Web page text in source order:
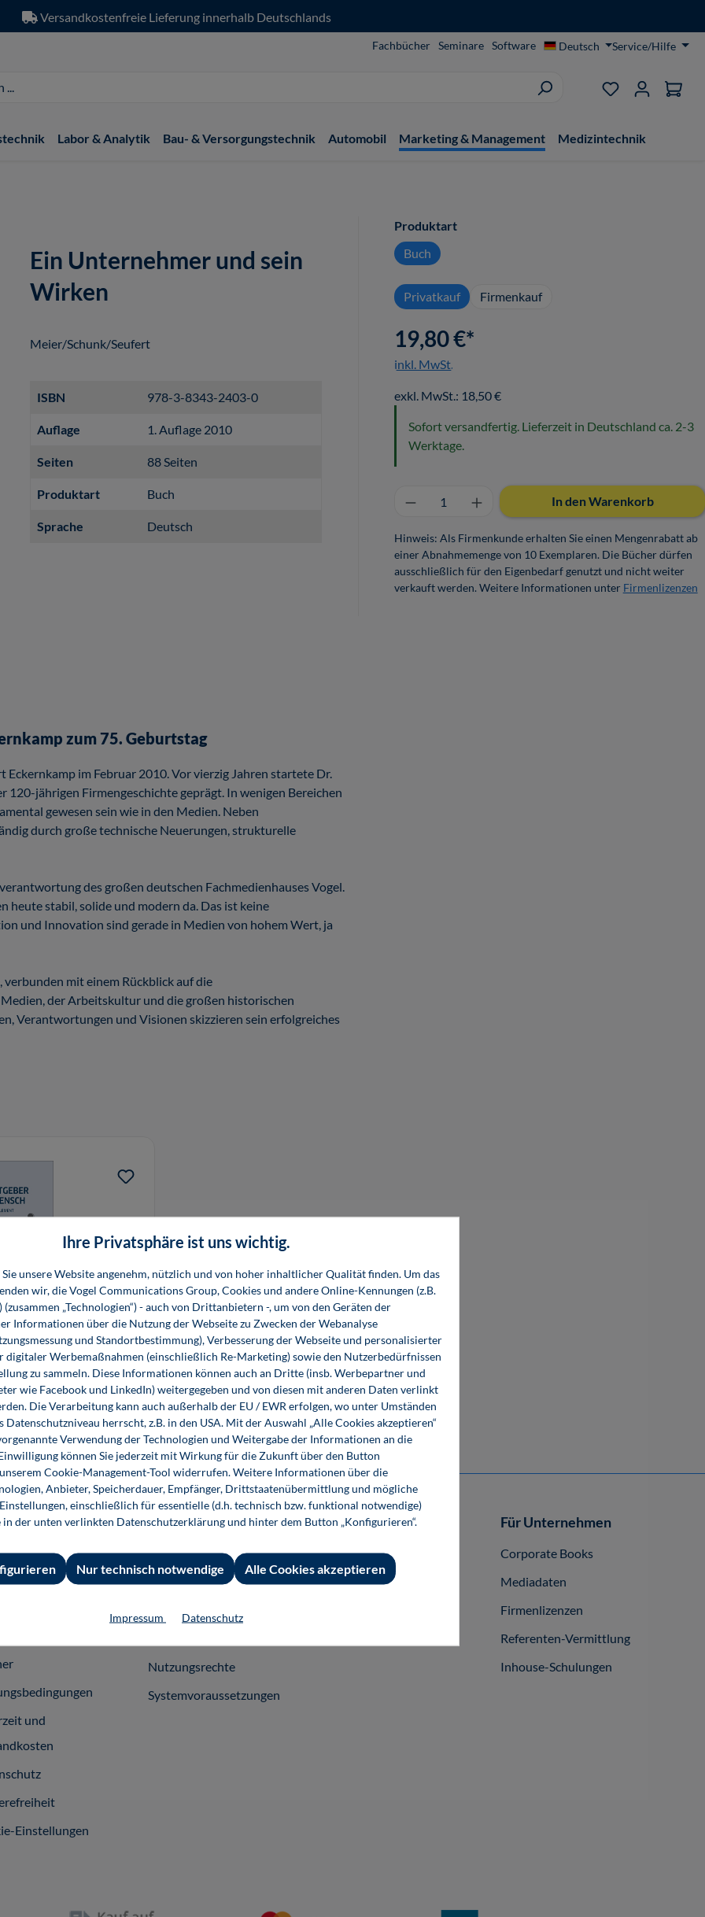
Versandkostenfreie Lieferung innerhalb Deutschlands
Fachbücher Seminare Software Deutsch Service/Hilfe
Du hast 0
Labor & Analytik Bau- & Versorgungstechnik Automobil Marketing & Management Medizintechnik
Ein Unternehmer und sein
Wirken
Meier/Schunk/Seufert
ISBN 978-3-8343-2403-0
Auflage 1. Auflage 2010
Seiten 88 Seiten
Produktart Buch
Sprache Deutsch
Produktartauswählen
Buch
Privatkauf Firmenkauf
19,80 €*
inkl. MwSt.
exkl. MwSt.: 18,50 €
Sofort versandfertig. Lieferzeit in Deutschland ca. 2-3
Werktage.
Produkt Anzahl: Gib denIn den Warenkorb
Hinweis: Als Firmenkunde erhalten Sie einen Mengenrabatt ab
einer Abnahmemenge von 10 Exemplaren. Die Bücher dürfen
ausschließlich für den Eigenbedarf genutzt und nicht weiter
verkauft werden. Weitere Informationen unter Firmenlizenzen
zum 75. Geburtstag
im Februar 2010. Vor vierzig Jahren startete Dr.
jährigen Firmengeschichte geprägt. In wenigen Bereichen
gewesen sein wie in den Medien. Neben
durch große technische Neuerungen, strukturelle
des großen deutschen Fachmedienhauses Vogel.
stabil, solide und modern da. Das ist keine
und Innovation sind gerade in Medien von hohem Wert, ja
mit einem Rückblick auf die
der Arbeitskultur und die großen historischen
Verantwortungen und Visionen skizzieren sein erfolgreiches
Informationen
und
Einstellungen
Shop-Service
Ansprechpartner
Support
Nutzungsrechte
Systemvoraussetzungen
Für Autor-/innen
Fachbuch publizieren
Für Unternehmen
Corporate Books
Mediadaten
Firmenlizenzen
Referenten-Vermittlung
Inhouse-Schulungen
Ihre Privatsphäre ist uns wichtig.
unsere Website angenehm, nützlich und von hoher inhaltlicher Qualität finden. Um das
wir, die Vogel Communications Group, Cookies und andere Online-Kennungen (z.B.
„Technologien“) - auch von Drittanbietern -, um von den Geräten der
Informationen über die Nutzung der Webseite zu Zwecken der Webanalyse
und Standortbestimmung), Verbesserung der Webseite und personalisierter
digitaler Werbemaßnahmen (einschließlich Re-Marketing) sowie den Nutzerbedürfnissen
zu sammeln. Diese Informationen können auch an Dritte (insb. Werbepartner und
wie Facebook und LinkedIn) weitergegeben und von diesen mit anderen Daten verlinkt
Die Verarbeitung kann auch außerhalb der EU / EWR erfolgen, wo unter Umständen
Datenschutzniveau herrscht, z.B. in den USA. Mit der Auswahl „Alle Cookies akzeptieren“
Verwendung der Technologien und Weitergabe der Informationen an die
können Sie jederzeit mit Wirkung für die Zukunft über den Button
unserem Cookie-Management-Tool widerrufen. Weitere Informationen über die
Anbieter, Speicherdauer, Empfänger, Drittstaatenübermittlung und mögliche
einschließlich für essentielle (d.h. technisch bzw. funktional notwendige)
in der unten verlinkten Datenschutzerklärung und hinter dem Button „Konfigurieren“.
Nur technisch notwendige Alle Cookies akzeptieren
Impressum Datenschutz